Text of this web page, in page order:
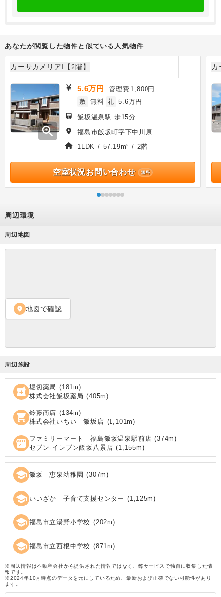
あなたが閲覧した物件と似ている人気物件
カーサカメリアI【2階】
zoom_in
5.6万円 管理費 1,800円
敷 無料 礼 5.6万円
飯坂温泉駅 歩15分
福島市飯坂町字下中川原
1LDK / 57.19m² / 2階
空室状況お問い合わせ 無料
カ
周辺環境
周辺地図
location_on 地図で確認
周辺施設
local_pharmacy 堀切薬局 (181m)
株式会社飯坂薬局 (405m)
shopping_cart 鈴藤商店 (134m)
株式会社いちい 飯坂店 (1,101m)
local_convenience_store ファミリーマート 福島飯坂温泉駅前店 (374m)
セブン‐イレブン飯坂八景店 (1,155m)
school 飯坂 恵泉幼稚園 (307m)
school いいざか 子育て支援センター (1,125m)
school 福島市立湯野小学校 (202m)
school 福島市立西根中学校 (871m)
※周辺情報は不動産会社から提供された情報ではなく、弊サービスで独自に収集した情
報です。
※2024年10月時点のデータを元にしているため、最新および正確でない可能性があり
ます。